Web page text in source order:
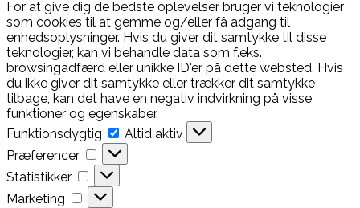
For at give dig de bedste oplevelser bruger vi teknologier
som cookies til at gemme og/eller få adgang til
enhedsoplysninger. Hvis du giver dit samtykke til disse
teknologier, kan vi behandle data som f.eks.
browsingadfærd eller unikke ID'er på dette websted. Hvis
du ikke giver dit samtykke eller trækker dit samtykke
tilbage, kan det have en negativ indvirkning på visse
funktioner og egenskaber.
Funktionsdygtig
Funktionsdygtig
Altid aktiv
Præferencer
Præferencer
Statistikker
Statistikker
Marketing
Marketing